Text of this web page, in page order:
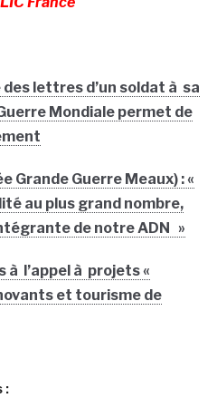
lettres d’un soldat à sa
Mondiale permet de
Grande Guerre Meaux) : «
au plus grand nombre,
de notre ADN »
l’appel à projets «
et tourisme de
: